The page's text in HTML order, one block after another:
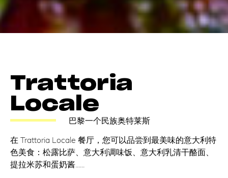
Trattoria
Locale
巴黎一个民族奥特莱斯
在 Trattoria Locale 餐厅，您可以品尝到最美味的意大利特
色美食：松露比萨、意大利调味饭、意大利乳清干酪面、
提拉米苏和蛋奶酱......